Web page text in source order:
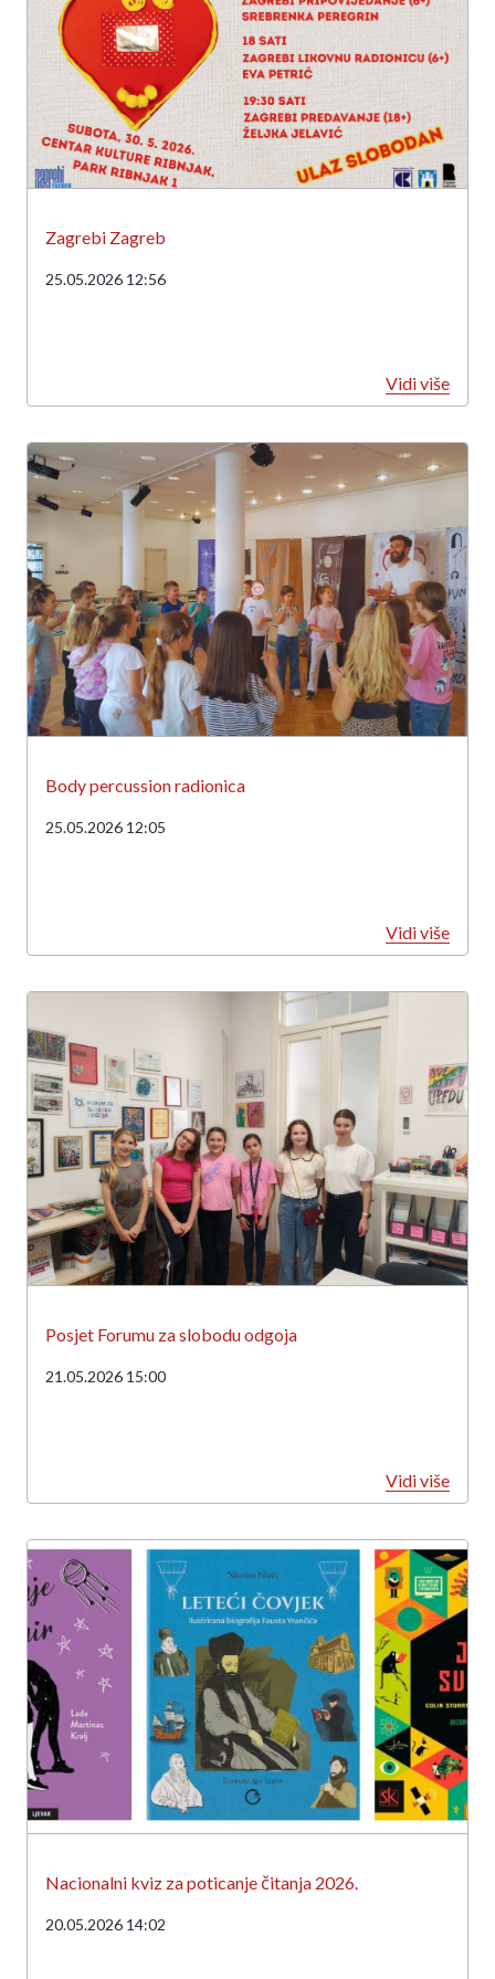
Zagrebi Zagreb
25.05.2026 12:56
Vidi više
Body percussion radionica
25.05.2026 12:05
Vidi više
Posjet Forumu za slobodu odgoja
21.05.2026 15:00
Vidi više
Nacionalni kviz za poticanje čitanja 2026.
20.05.2026 14:02